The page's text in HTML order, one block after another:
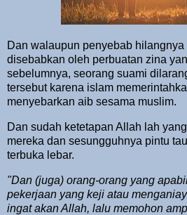
Dan walaupun penyebab
disebabkan oleh perbuatan zina
sebelumnya, seorang suami
tersebut karena islam
menyebarkan aib sesama muslim.
Dan sudah ketetapan Allah lah
mereka dan sesungguhnya pintu
terbuka lebar.
"Dan (juga) orang-orang yang
pekerjaan yang keji atau
ingat akan Allah, lalu memohon